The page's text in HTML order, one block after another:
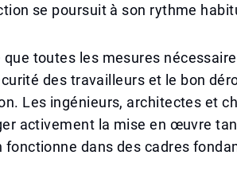
se poursuit à son rythme
toutes les mesures
des travailleurs et le bon
Les ingénieurs, architectes et
activement la mise en œuvre
fonctionne dans des cadres